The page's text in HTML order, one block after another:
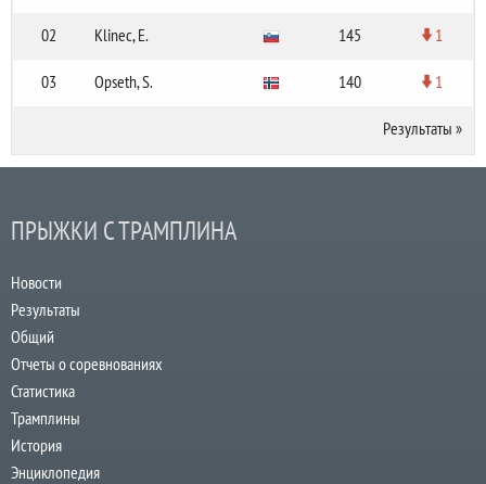
02 Klinec, E. 145 1
03 Opseth, S. 140 1
Результаты »
ПРЫЖКИ С ТРАМПЛИНА
Новости
Результаты
Общий
Отчеты о соревнованиях
Статистика
Трамплины
История
Энциклопедия